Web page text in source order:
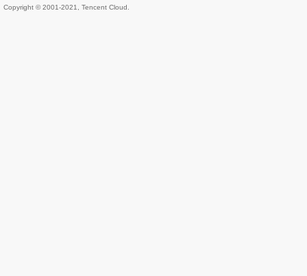
Copyright © 2001-2021, Tencent Cloud.